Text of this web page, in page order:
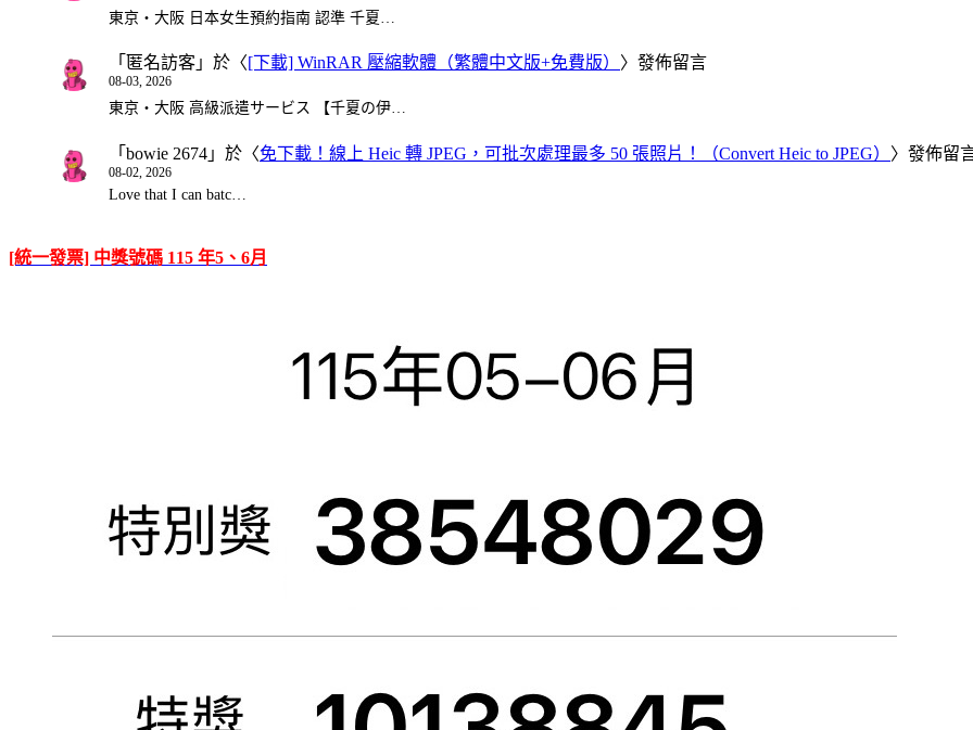
東京・大阪 日本女生預約指南 認準 千夏…
「 匿名訪客 」於〈[下載] WinRAR 壓縮軟體（繁體中文版+免費版） 〉發佈留言
08-03, 2026
東京・大阪 高級派遣サービス 【千夏の伊…
「 bowie 2674 」於〈免下載！線上 Heic 轉 JPEG，可批次處理最多 50 張照片！（Convert Heic to JPEG） 〉發佈留
08-02, 2026
Love that I can batc…
[統一發票] 中獎號碼 115 年5、6月